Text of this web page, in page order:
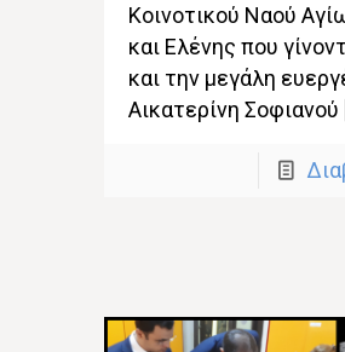
Κοινοτικού Ναού
και Ελένης που
και την μεγάλη
Αικατερίνη Σοφιανού